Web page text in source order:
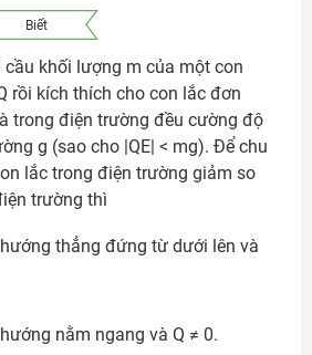
Biết
khối lượng m của một con
rồi kích thích cho con lắc đơn
trong điện trường đều cường độ
g (sao cho |QE| < mg). Để chu
lắc trong điện trường giảm so
trường thì
thẳng đứng từ dưới lên và
nằm ngang và Q ≠ 0.